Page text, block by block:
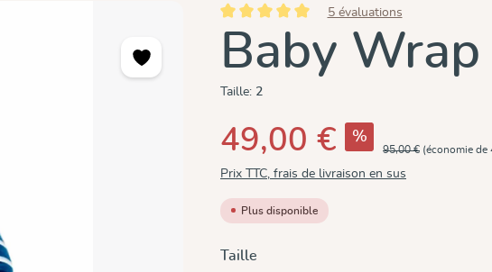
Note moyenne de 5 sur 5 étoiles
5 évaluations
Baby
Taille: 2
49,00 € %
95,00 € (économie de
Prix TTC, frais de livraison en sus
Plus disponible
Sélectionnez
Taille